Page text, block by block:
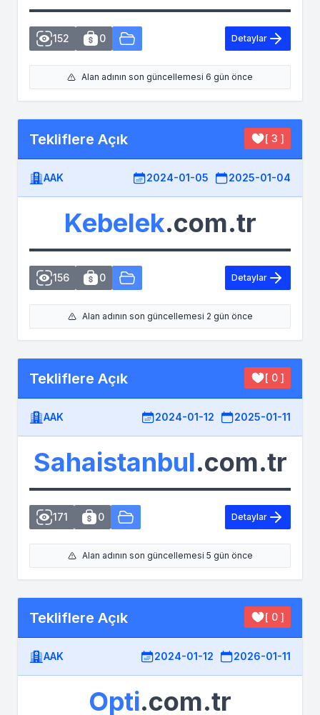
152 0 Detaylar
Alan adının son güncellemesi 6 gün önce
Tekliflere Açık [ 3 ]
AAK 2024-01-05 2025-01-04
Kebelek.com.tr
156 0 Detaylar
Alan adının son güncellemesi 2 gün önce
Tekliflere Açık [ 0 ]
AAK 2024-01-12 2025-01-11
Sahaistanbul.com.tr
171 0 Detaylar
Alan adının son güncellemesi 5 gün önce
Tekliflere Açık [ 0 ]
AAK 2024-01-12 2026-01-11
Opti.com.tr